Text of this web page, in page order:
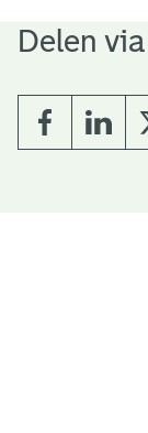
Delen via